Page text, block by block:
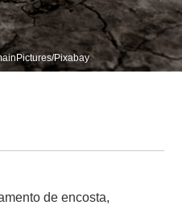
Pixabay
de encosta,